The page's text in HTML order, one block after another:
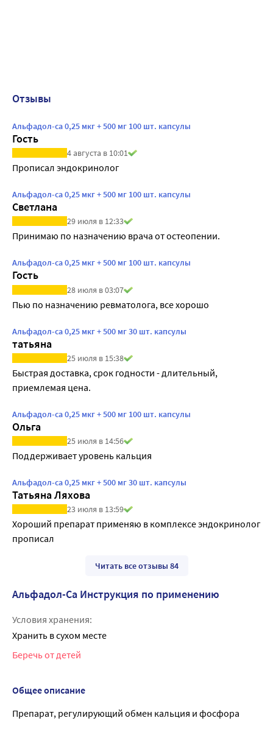
Отзывы
Альфадол-са 0,25 мкг + 500 мг 100 шт. капсулы
Гость
4 августа в 10:01
Прописал эндокринолог
Альфадол-са 0,25 мкг + 500 мг 100 шт. капсулы
Светлана
29 июля в 12:33
Принимаю по назначению врача от остеопении.
Альфадол-са 0,25 мкг + 500 мг 100 шт. капсулы
Гость
28 июля в 03:07
Пью по назначению ревматолога, все хорошо
Альфадол-са 0,25 мкг + 500 мг 30 шт. капсулы
татьяна
25 июля в 15:38
Быстрая доставка, срок годности - длительный,
приемлемая цена.
Альфадол-са 0,25 мкг + 500 мг 100 шт. капсулы
Ольга
25 июля в 14:56
Поддерживает уровень кальция
Альфадол-са 0,25 мкг + 500 мг 30 шт. капсулы
Татьяна Ляхова
23 июля в 13:59
Хороший препарат применяю в комплексе эндокринолог
прописал
Читать все отзывы 84
Альфадол-Са Инструкция по применению
Условия хранения:
Хранить в сухом месте
Беречь от детей
Общее описание
Препарат, регулирующий обмен кальция и фосфора